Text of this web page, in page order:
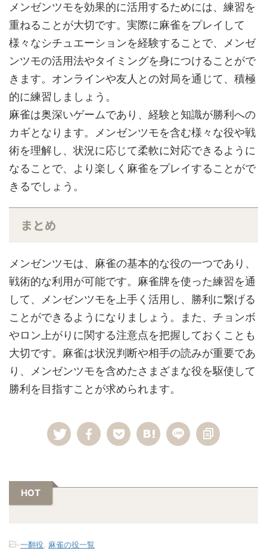
メンゼンツモを効果的に活用するためには、練習を
重ねることが大切です。実際に麻雀をプレイして
様々なシチュエーションを経験することで、メンゼ
ンツモの活用法やタイミングを身につけることがで
きます。オンラインや友人との対局を通じて、積極
的に練習しましょう。
麻雀は奥深いゲームであり、経験と知識が勝利への
カギとなります。メンゼンツモを含む様々な役や戦
術を理解し、状況に応じて柔軟に対応できるように
なることで、より楽しく麻雀をプレイすることがで
きるでしょう。
まとめ
メンゼンツモは、麻雀の基本的な役の一つであり、
戦術的な利用が可能です。麻雀牌を使った練習を通
して、メンゼンツモを上手く活用し、勝利に繋げる
ことができるようになりましょう。また、チョンボ
やロン上がりに関する注意点を把握しておくことも
大切です。麻雀は状況判断や相手の読みが重要であ
り、メンゼンツモを含めたさまざまな役を駆使して
勝利を目指すことが求められます。
HOT
-一翻役 麻雀の役一覧